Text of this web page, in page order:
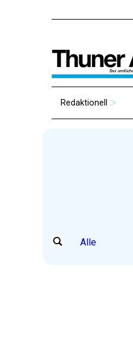
Redaktionell
Alle